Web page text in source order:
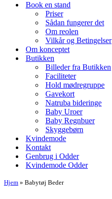
Book en stand
Priser
Sådan fungerer det
Om reolen
Vilkår og Betingelser
Om konceptet
Butikken
Billeder fra Butikken
Faciliteter
Hold mødregruppe
Gavekort
Natruba bideringe
Baby Uroer
Baby Regnbuer
Skyggebørn
Kvindemode
Kontakt
Genbrug i Odder
Kvindemode Odder
Hjem » Babytøj Beder